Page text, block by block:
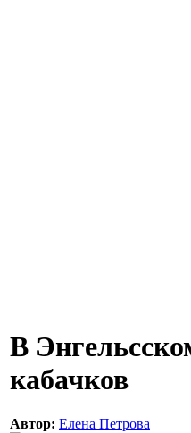
В
кабачков
Автор: Елена Петрова